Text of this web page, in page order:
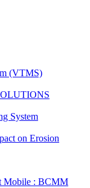
(VTMS)
System
on Erosion
Mobile : BCMM